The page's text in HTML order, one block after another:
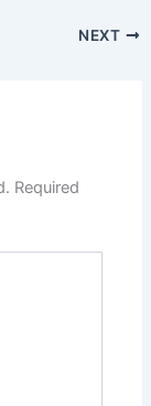
NEXT
Required